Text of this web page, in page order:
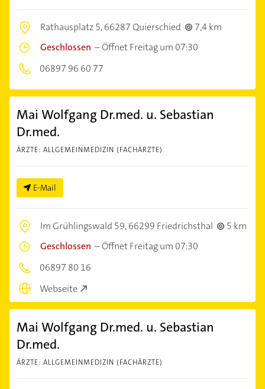
Rathausplatz 5,66287 Quierschied
7,4 km
Geschlossen –Öffnet Freitag um 07:30
06897 96 60 77
Mai Wolfgang Dr.med. u. Sebastian
Dr.med.
ÄRZTE: ALLGEMEINMEDIZIN (FACHÄRZTE)
E-Mail
Im Grühlingswald 59,66299 Friedrichsthal
5 km
Geschlossen –Öffnet Freitag um 07:30
06897 80 16
Webseite
Mai Wolfgang Dr.med. u. Sebastian
Dr.med.
ÄRZTE: ALLGEMEINMEDIZIN (FACHÄRZTE)